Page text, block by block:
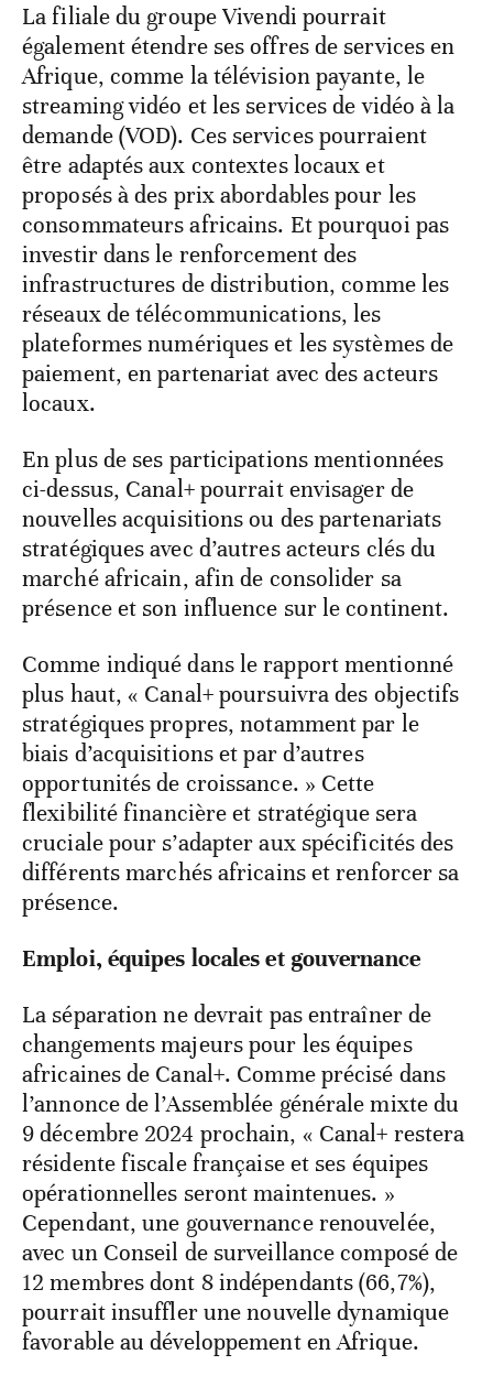
La filiale du groupe Vivendi pourrait
également étendre ses offres de services en
Afrique, comme la télévision payante, le
streaming vidéo et les services de vidéo à la
demande (VOD). Ces services pourraient
être adaptés aux contextes locaux et
proposés à des prix abordables pour les
consommateurs africains. Et pourquoi pas
investir dans le renforcement des
infrastructures de distribution, comme les
réseaux de télécommunications, les
plateformes numériques et les systèmes de
paiement, en partenariat avec des acteurs
locaux.
En plus de ses participations mentionnées
ci-dessus, Canal+ pourrait envisager de
nouvelles acquisitions ou des partenariats
stratégiques avec d’autres acteurs clés du
marché africain, afin de consolider sa
présence et son influence sur le continent.
Comme indiqué dans le rapport mentionné
plus haut, « Canal+ poursuivra des objectifs
stratégiques propres, notamment par le
biais d’acquisitions et par d’autres
opportunités de croissance. » Cette
flexibilité financière et stratégique sera
cruciale pour s’adapter aux spécificités des
différents marchés africains et renforcer sa
présence.
Emploi, équipes locales et gouvernance
La séparation ne devrait pas entraîner de
changements majeurs pour les équipes
africaines de Canal+. Comme précisé dans
l’annonce de l’Assemblée générale mixte du
9 décembre 2024 prochain, « Canal+ restera
résidente fiscale française et ses équipes
opérationnelles seront maintenues. »
Cependant, une gouvernance renouvelée,
avec un Conseil de surveillance composé de
12 membres dont 8 indépendants (66,7%),
pourrait insuffler une nouvelle dynamique
favorable au développement en Afrique.